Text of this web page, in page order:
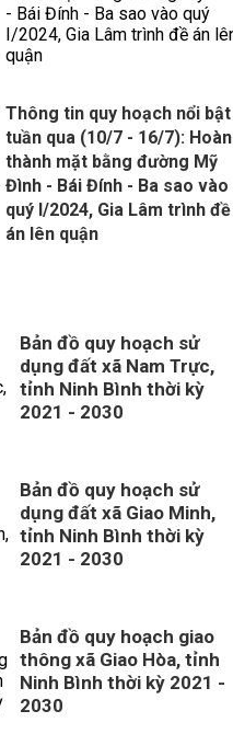
Thông tin quy hoạch nổi bật
tuần qua (10/7 - 16/7): Hoàn
thành mặt bằng đường Mỹ
Đình - Bái Đính - Ba sao vào
quý I/2024, Gia Lâm trình đề
án lên quận
Bản đồ quy hoạch sử
dụng đất xã Nam Trực,
tỉnh Ninh Bình thời kỳ
2021 - 2030
Bản đồ quy hoạch sử
dụng đất xã Giao Minh,
tỉnh Ninh Bình thời kỳ
2021 - 2030
Bản đồ quy hoạch giao
thông xã Giao Hòa, tỉnh
Ninh Bình thời kỳ 2021 -
2030